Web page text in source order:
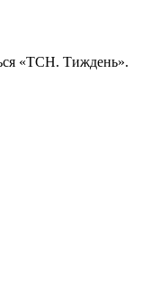
«ТСН. Тиждень».